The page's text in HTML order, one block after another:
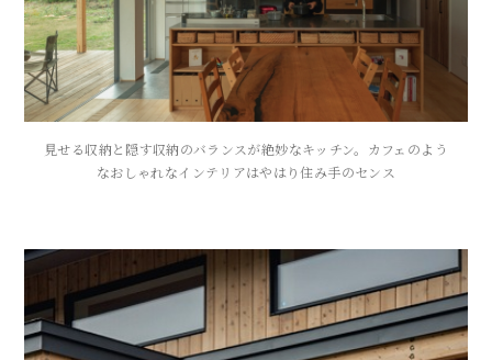
見せる収納と隠す収納のバランスが絶妙なキッチン。カフェのよう
なおしゃれなインテリアはやはり住み手のセンス